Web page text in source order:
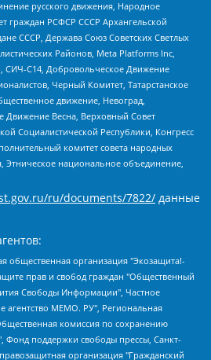
русского движения, Народное
граждан РСФСР СССР Архангельской
СССР, Держава Союз Советских Светлых
Районов, Meta Platforms Inc,
СИЧ-С14, Добровольческое Движение
Черный Комитет, Татарстанское
движение, Невоград,
Движение Весна, Верховный Совет
Социалистической Республики, Конгресс
комитет совета народных
Этническое национальное объединение,
ru/documents/7822/ данные
Анин Роман Александрович, Юридическое лицо Istories fonds, зарегистрированное в Латвийской Республике (регистрационный номер 50008295751, дата регистрации 24.02.2020), Великовский Дмитрий Александрович, Долинина Ирина Николаевна, Мароховская Алеся Алексеевна, Шлейнов Роман Юрьевич, Шмагун Олеся Валентиновна, Общество с ограниченной ответственностью "Альтаир 2021", Общество с ограниченной ответственностью "Вега 2021", Общество с ограниченной ответственностью "Главный редактор 2021", Общество с ограниченной ответственностью "Ромашки монолит", Важенков Артем Валерьевич, Ивановская областная общественная организация "Центр гендерных исследований", Гурман Юрий Альбертович, Медиапроект "ОВД-Инфо", Егоров Владимир Владимирович, Жилинский Владимир Александрович, Общество с ограниченной ответственностью "ЗП", Иванова София Юрьевна, Карезина Инна Павловна, Кильтау Екатерина Викторовна, Петров Алексей Викторович, Пискунов Сергей Евгеньевич, Смирнов Сергей Сергеевич, Тихонов Михаил Сергеевич, Общество с ограниченной ответственностью "ЖУРНАЛИСТ-ИНОСТРАННЫЙ АГЕНТ", Арапова Галина Юрьевна, Вольтская Татьяна Анатольевна, Американская компания "Mason G.E.S. Anonymous Foundation" (США), являющаяся владельцем интернет-издания https://mnews.world/, Компания "Stichting Bellingcat", зарегистрированная в Нидерландах (дата регистрации 11.07.2018), Захаров Андрей Вячеславович, Клепиковская Екатерина Дмитриевна, Общество с ограниченной ответственностью "МЕМО", Перл Роман Александрович, Симонов Евгений Алексеевич, Соловьева Елена Анатольевна, Сотников Даниил Владимирович, Сурначева Елизавета Дмитриевна, Автономная некоммерческая организация по защите прав человека и информированию населения "Якутия – Наше Мнение", Общество с ограниченной ответственностью "Москоу диджитал медиа", с 26.01.2023 Общество с ограниченной ответственностью "Чайка Белые сады", Ветошкина Валерия Валерьевна, Заговора Максим Александрович, Межрегиональное общественное движение "Российская ЛГБТ - сеть", Оленичев Максим Владимирович, Павлов Иван Юрьевич, Скворцова Елена Сергеевна, Общество с ограниченной ответственностью "Как бы инагент", Кочетков Игорь Викторович, Общество с ограниченной ответственностью "Честные выборы", Еланчик Олег Александрович, Общество с ограниченной ответственностью "Нобелевский призыв", Гималова Регина Эмилевна, Григорьев Андрей Валерьевич, Григорьева Алина Александровна, Ассоциация по содействию защите прав призывников, альтернативнослужащих и военнослужащих "Правозащитная группа "Гражданин.Армия.Право", Хисамова Регина Фаритовна, Автономная некоммерческая организация по реализации социально-правовых программ "Лилит", Дальневосточное общественное движение "Маяк", Санкт-Петербургская ЛГБТ-инициативная группа "Выход", Инициативная группа ЛГБТ+ "Реверс", Алексеев Андрей Викторович, Бекбулатова Таисия Львовна, Беляев Иван Михайлович, Владыкина Елена Сергеевна, Гельман Марат Александрович, Никульшина Вероника Юрьевна, Толоконникова Надежда Андреевна, Шендерович Виктор Анатольевич, Общество с ограниченной ответственностью "Данное сообщение", Общество с ограниченной ответственностью Издательский дом "Новая глава", Айнбиндер Александра Александровна, Московский комьюнити-центр для ЛГБТ+инициатив, Благотворительный фонд развития филантропии, Deutsche Welle (Германия, Kurt-Schumacher-Strasse 3, 53113 Bonn), Борзунова Мария Михайловна, Воробьев Виктор Викторович, Голубева Анна Львовна, Константинова Алла Михайловна, Малкова Ирина Владимировна, Мурадов Мурад Абдулгалимович, Осетинская Елизавета Николаевна, Понасенков Евгений Николаевич, Ганапольский Матвей Юрьевич, Киселев Евгений Алексеевич, Борухович Ирина Григорьевна, Дремин Иван Тимофеевич, Дубровский Дмитрий Викторович, Красноярская региональная общественная организация поддержки и развития альтернативных образовательных технологий и межкультурных коммуникаций "ИНТЕРРА", Маяковская Екатерина Алексеевна, Фейгин Марк Захарович, Филимонов Андрей Викторович, Дзугкоева Регина Николаевна, Доброхотов Роман Александрович, Дудь Юрий Александрович, Елкин Сергей Владимирович, Кругликов Кирилл Игоревич, Сабунаева Мария Леонидовна, Семенов Алексей Владимирович, Шаинян Карен Багратович, Шульман Екатерина Михайловна, Асафьев Артур Валерьевич, Вахштайн Виктор Семенович, Венедиктов Алексей Алексеевич, Лушникова Екатерина Евгеньевна, Волков Леонид Михайлович, Невзоров Александр Глебович, Пархоменко Сергей Борисович, Сироткин Ярослав Николаевич, Кара-Мурза Владимир Владимирович, Баранова Наталья Владимировна, Гозман Леонид Яковлевич, Кагарлицкий Борис Юльевич, Климарев Михаил Валерьевич, Милов Владимир Станиславович, Автономная некоммерческая организация Краснодарский центр современного искусства "Типография", Моргенштерн Алишер Тагирович, Соболь Любовь Эдуардовна, Общество с ограниченной ответственностью "ЛИЗА НОРМ", Каспаров Гарри Кимович, Ходорковский Михаил Борисович, Общество с ограниченной ответственностью "Апрельские тезисы", Данилович Ирина Брониславовна, Кашин Олег Владимирович, Петров Николай Владимирович, Пивоваров Алексей Владимирович, Соколов Михаил Владимирович, Цветкова Юлия Владимировна, Чичваркин Евгений Александрович, Комитет против пыток/Команда против пыток, Общество с ограниченной ответственностью "Первый научный", Общество с ограниченной ответственностью "Вертолет и ко", Белоцерковская Вероника Борисовна, Кац Максим Евгеньевич, Лазарева Татьяна Юрьевна, Шаведдинов Руслан Табризович, Яшин Илья Валерьевич, Общество с ограниченной ответственностью "Иноагент ААВ", Алешковский Дмитрий Петрович, Альбац Евгения Марковна, Быков Дмитрий Львович, Галямина Юлия Евгеньевна, Лойко Сергей Леонидович, Мартынов Кирилл Константинович, Медведев Сергей Александрович, Крашенинников Федор Геннадиевич, Гордеева Катерина Вл